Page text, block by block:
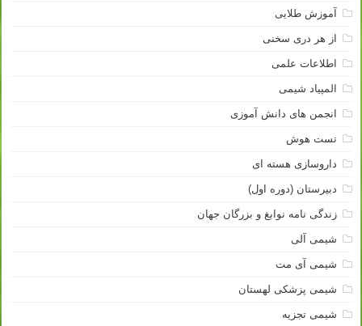
آموزش طلایی
از هر دری سخنی
اطلاعات علمی
المپیاد شیمی
انجمن های دانش آموزی
تست هوش
داروسازی هسته ای
دبیرستان (دوره اول)
زندگی نامه نوابغ و بزرگان جهان
شیمی آلی
شیمی آی مت
شیمی پزشکی لهستان
شیمی تجزیه